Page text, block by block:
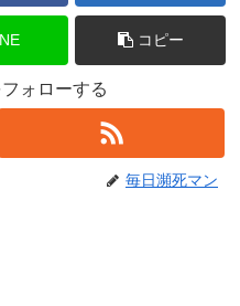
コピー
ォローする
毎日瀕死マン